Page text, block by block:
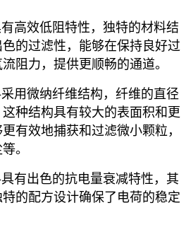
高效低阻特性，独特的材料结
的过滤性，能够在保持良好过
阻力，提供更顺畅的通道。
用微纳纤维结构，纤维的直径
种结构具有较大的表面积和更
有效地捕获和过滤微小颗粒，
。
有出色的抗电量衰减特性，其
的配方设计确保了电荷的稳定